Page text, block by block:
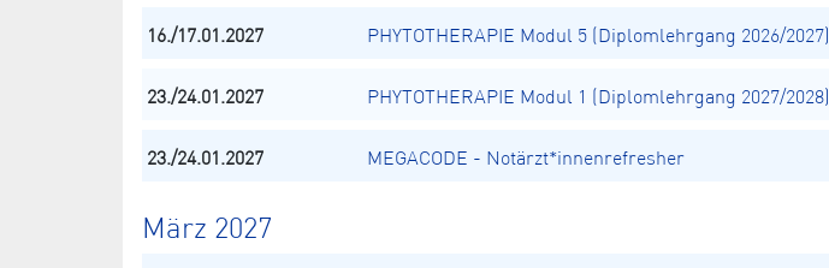
16./17.01.2027 PHYTOTHERAPIE Modul 5 (Diplomlehrgang 2026/2027)
23./24.01.2027 PHYTOTHERAPIE Modul 1 (Diplomlehrgang 2027/2028)
23./24.01.2027 MEGACODE - Notärzt*innenrefresher
März 2027